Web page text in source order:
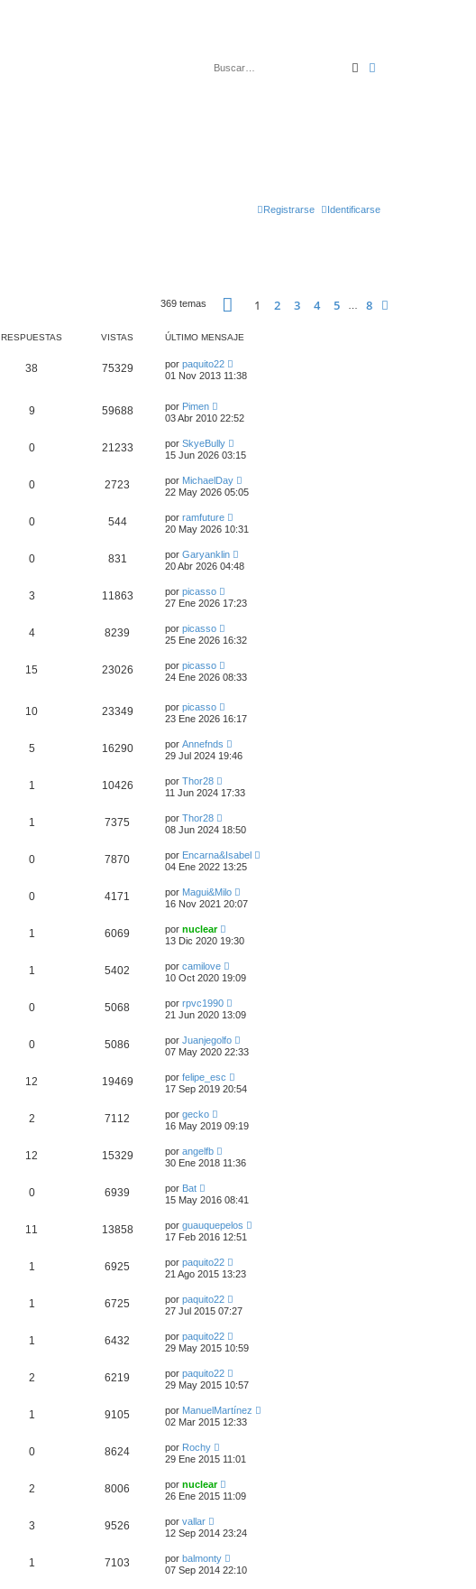
Buscar
Identificarse
Registrarse
369 temas Página1 de
1 2 3 4 5 8
RESPUESTAS VISTAS ÚLTIMO MENSAJE
38 75329 por paquito22
01 Nov 2013 11:38
9 59688 por Pimen
03 Abr 2010 22:52
0 21233 por SkyeBully
15 Jun 2026 03:15
0 2723 por MichaelDay
22 May 2026 05:05
0 544 por ramfuture
20 May 2026 10:31
0 831 por Garyanklin
20 Abr 2026 04:48
3 11863 por picasso
27 Ene 2026 17:23
4 8239 por picasso
25 Ene 2026 16:32
15 23026 por picasso
24 Ene 2026 08:33
10 23349 por picasso
23 Ene 2026 16:17
5 16290 por Annefnds
29 Jul 2024 19:46
1 10426 por Thor28
11 Jun 2024 17:33
1 7375 por Thor28
08 Jun 2024 18:50
0 7870 por Encarna&Isabel
04 Ene 2022 13:25
0 4171 por Magui&Milo
16 Nov 2021 20:07
1 6069 por nuclear
13 Dic 2020 19:30
1 5402 por camilove
10 Oct 2020 19:09
0 5068 por rpvc1990
21 Jun 2020 13:09
0 5086 por Juanjegolfo
07 May 2020 22:33
12 19469 por felipe_esc
17 Sep 2019 20:54
2 7112 por gecko
16 May 2019 09:19
12 15329 por angelfb
30 Ene 2018 11:36
0 6939 por Bat
15 May 2016 08:41
11 13858 por guauquepelos
17 Feb 2016 12:51
1 6925 por paquito22
21 Ago 2015 13:23
1 6725 por paquito22
27 Jul 2015 07:27
1 6432 por paquito22
29 May 2015 10:59
2 6219 por paquito22
29 May 2015 10:57
1 9105 por ManuelMartínez
02 Mar 2015 12:33
0 8624 por Rochy
29 Ene 2015 11:01
2 8006 por nuclear
26 Ene 2015 11:09
3 9526 por vallar
12 Sep 2014 23:24
1 7103 por balmonty
07 Sep 2014 22:10